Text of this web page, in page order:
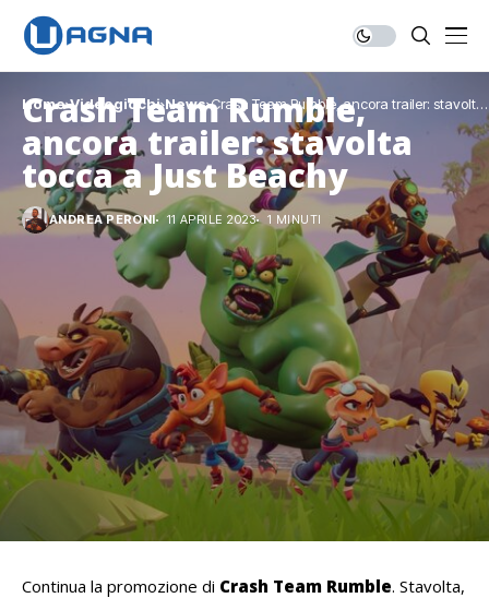
Home Videogiochi News Crash Team Rumble, ancora trailer: stavolta
tocca a Just Beachy
Crash Team Rumble,
ancora trailer: stavolta
tocca a Just Beachy
ANDREA PERONI 11 APRILE 2023 1 MINUTI
Continua la promozione di Crash Team Rumble. Stavolta,